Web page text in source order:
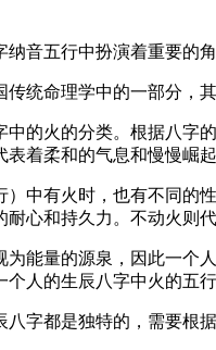
纳音五行中扮演着重要的
传统命理学中的一部分，
中的火的分类。根据八字
表着柔和的气息和慢慢崛
）中有火时，也有不同的
耐心和持久力。不动火则
为能量的源泉，因此一个
个人的生辰八字中火的五
八字都是独特的，需要根